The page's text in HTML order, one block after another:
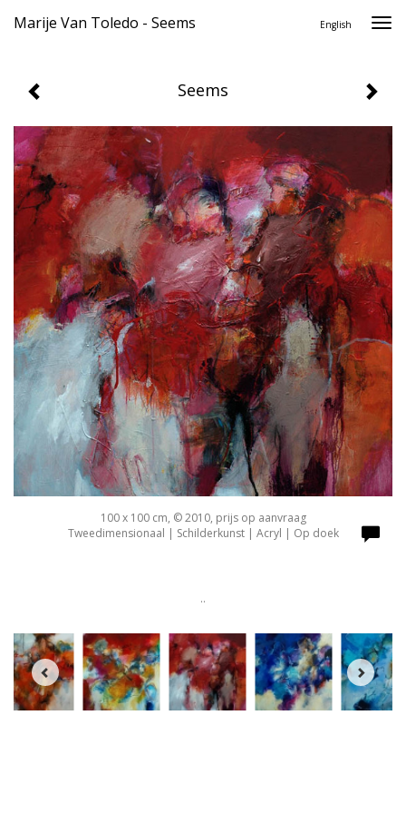
Marije Van Toledo - Seems English
Seems
100 x 100 cm, © 2010, prijs op aanvraag
Tweedimensionaal | Schilderkunst | Acryl | Op doek
..